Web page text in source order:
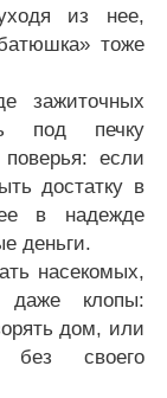
из нее,
тоже
зажиточных
под печку
если
достатку в
в надежде
деньги.
насекомых,
даже клопы:
дом, или
своего